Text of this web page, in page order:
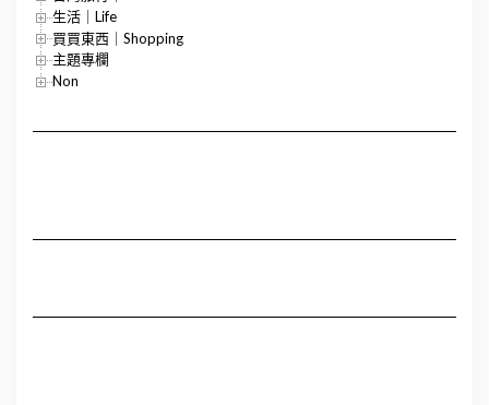
生活｜Life
買買東西｜Shopping
主題專欄
Non